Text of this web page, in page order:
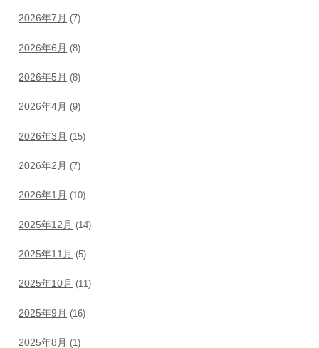
2026年7月 (7)
2026年6月 (8)
2026年5月 (8)
2026年4月 (9)
2026年3月 (15)
2026年2月 (7)
2026年1月 (10)
2025年12月 (14)
2025年11月 (5)
2025年10月 (11)
2025年9月 (16)
2025年8月 (1)